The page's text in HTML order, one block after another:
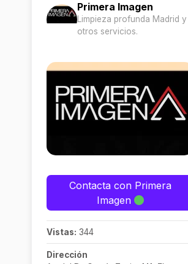
Primera Imagen
Limpieza profunda Madrid y
otros servicios.
Contacta con Primera
Imagen
Vistas: 344
Dirección